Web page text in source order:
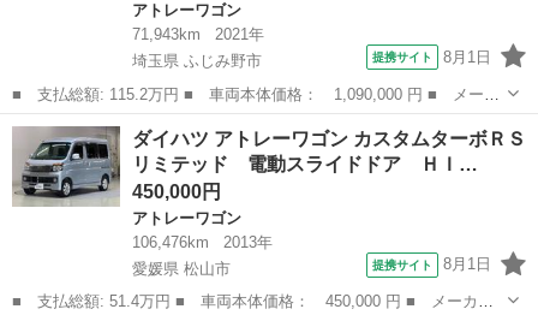
アトレーワゴン
71,943km
2021年
埼玉県 ふじみ野市
提携サイト 8月1日
■ 支払総額: 115.2万円 ■ 車両本体価格： 1,090,000 円 ■ メーカ
ー名： ダイハツ ■ 車種名： アトレーワゴン ■ グレード名：
カスタムターボＲＳリミテッド ＳＡＩＩＩ 走行７１９４４キロ
１年保証...
埼玉 ふじみ野市 アトレーワゴン
ダイハツ アトレーワゴン カスタムターボＲＳ
リミテッド 電動スライドドア ＨＩ…
450,000円
アトレーワゴン
106,476km
2013年
愛媛県 松山市
提携サイト 8月1日
■ 支払総額: 51.4万円 ■ 車両本体価格： 450,000 円 ■ メーカー